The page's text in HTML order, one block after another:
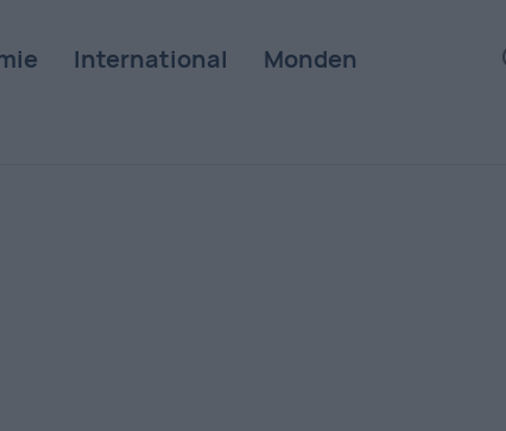
International Monden